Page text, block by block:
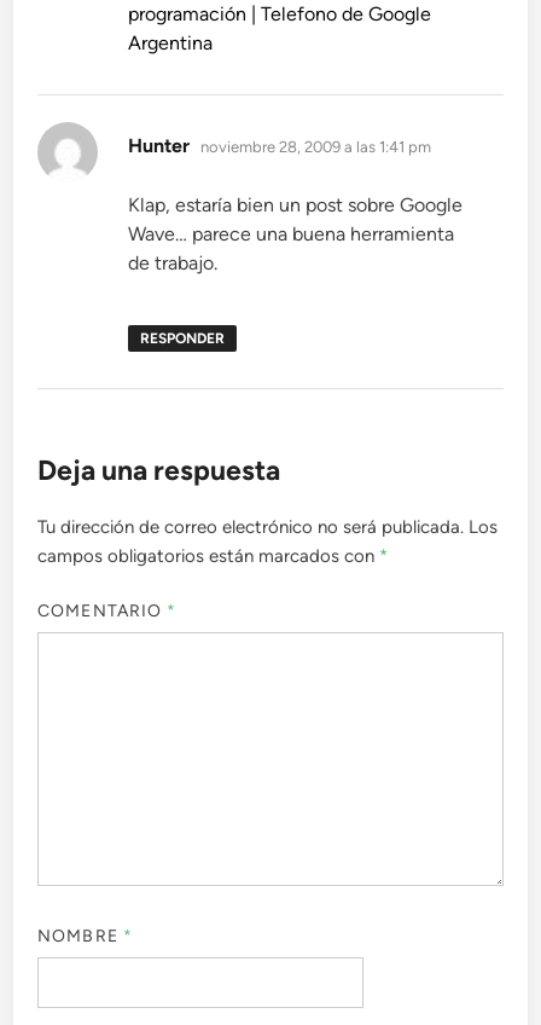
programación | Telefono de Google
Argentina
Hunter dice:
noviembre 28, 2009 a las 1:41 pm
Klap, estaría bien un post sobre Google
Wave… parece una buena herramienta
de trabajo.
RESPONDER
Deja una respuesta
Tu dirección de correo electrónico no será publicada. Los
campos obligatorios están marcados con *
COMENTARIO *
NOMBRE *